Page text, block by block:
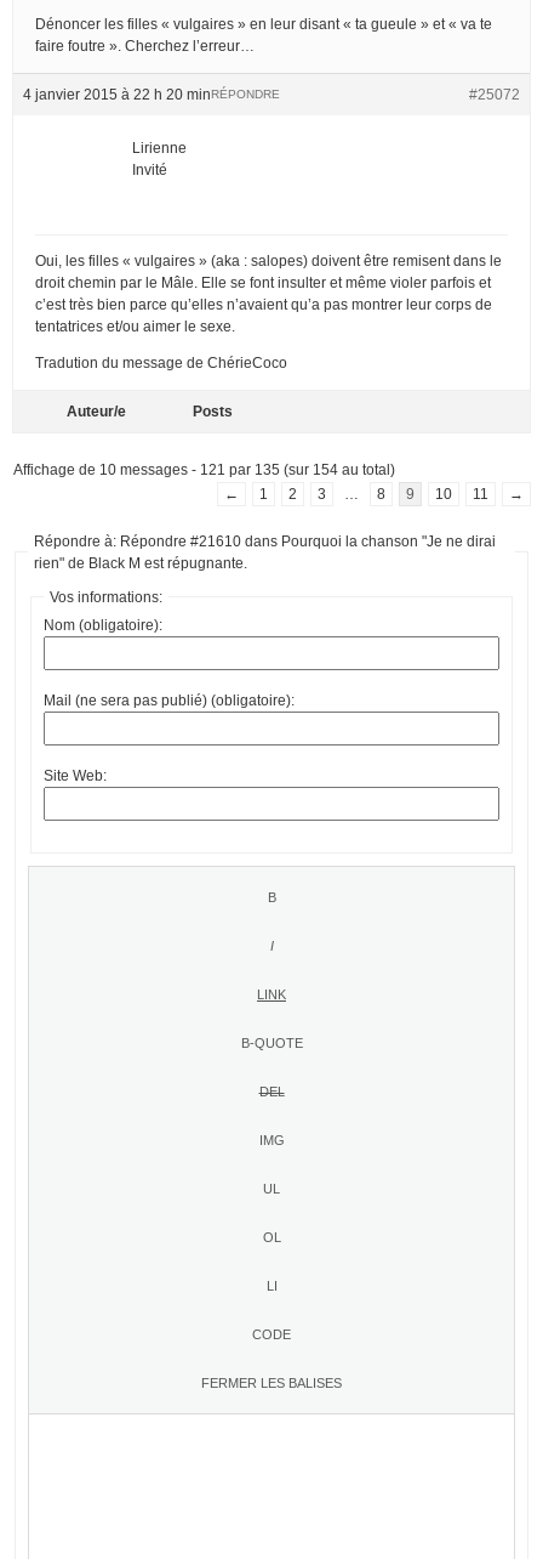
Dénoncer les filles « vulgaires » en leur disant « ta gueule » et « va te
faire foutre ». Cherchez l’erreur…
4 janvier 2015 à 22 h 20 min #25072
RÉPONDRE
Lirienne
Invité
Oui, les filles « vulgaires » (aka : salopes) doivent être remisent dans le
droit chemin par le Mâle. Elle se font insulter et même violer parfois et
c’est très bien parce qu’elles n’avaient qu’a pas montrer leur corps de
tentatrices et/ou aimer le sexe.
Tradution du message de ChérieCoco
Auteur/e Posts
Affichage de 10 messages - 121 par 135 (sur 154 au total)
←
1 2 3 8 9 10 11 →
Répondre à: Répondre #21610 dans Pourquoi la chanson "Je ne dirai
rien" de Black M est répugnante.
Vos informations:
Nom (obligatoire):
Mail (ne sera pas publié) (obligatoire):
Site Web: